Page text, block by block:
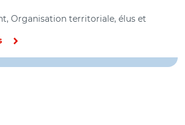
Organisation territoriale, élus et